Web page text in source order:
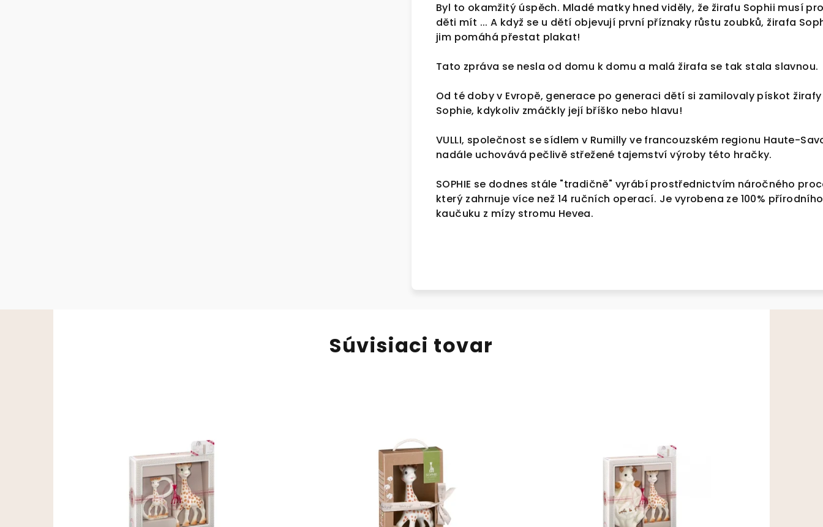
Byl to okamžitý úspěch. Mladé matky hned viděly, že žirafu Sophii musí
děti mít ... A když se u dětí objevují první příznaky růstu zoubků, žirafa
jim pomáhá přestat plakat!
Tato zpráva se nesla od domu k domu a malá žirafa se tak stala slavnou.
Od té doby v Evropě, generace po generaci dětí si zamilovaly pískot žirafy
Sophie, kdykoliv zmáčkly její bříško nebo hlavu!
VULLI, společnost se sídlem v Rumilly ve francouzském regionu Haute-
nadále uchovává pečlivě střežené tajemství výroby této hračky.
SOPHIE se dodnes stále "tradičně" vyrábí prostřednictvím náročného
který zahrnuje více než 14 ručních operací. Je vyrobena ze 100% přírodního
kaučuku z mízy stromu Hevea.
Súvisiaci tovar